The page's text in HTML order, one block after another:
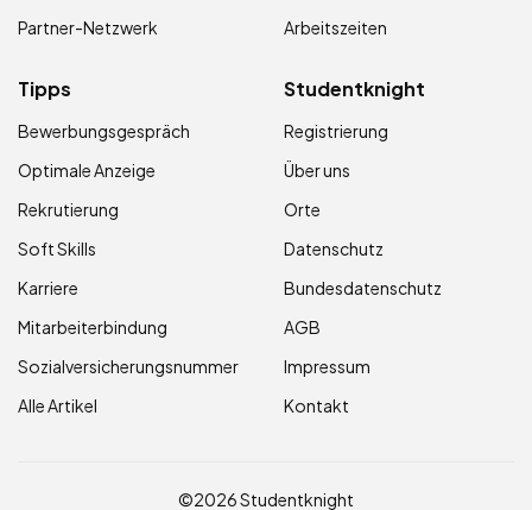
Partner-Netzwerk
Arbeitszeiten
Tipps
Bewerbungsgespräch
Optimale Anzeige
Rekrutierung
Soft Skills
Karriere
Mitarbeiterbindung
Sozialversicherungsnummer
Alle Artikel
Studentknight
Registrierung
Über uns
Orte
Datenschutz
Bundesdatenschutz
AGB
Impressum
Kontakt
©2026 Studentknight